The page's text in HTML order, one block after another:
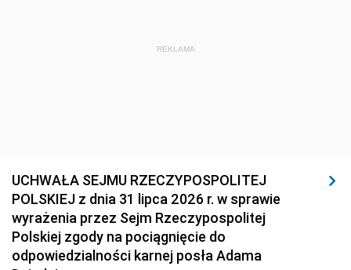
REKLAMA
UCHWAŁA SEJMU RZECZYPOSPOLITEJ
POLSKIEJ z dnia 31 lipca 2026 r. w sprawie
wyrażenia przez Sejm Rzeczypospolitej
Polskiej zgody na pociągnięcie do
odpowiedzialności karnej posła Adama